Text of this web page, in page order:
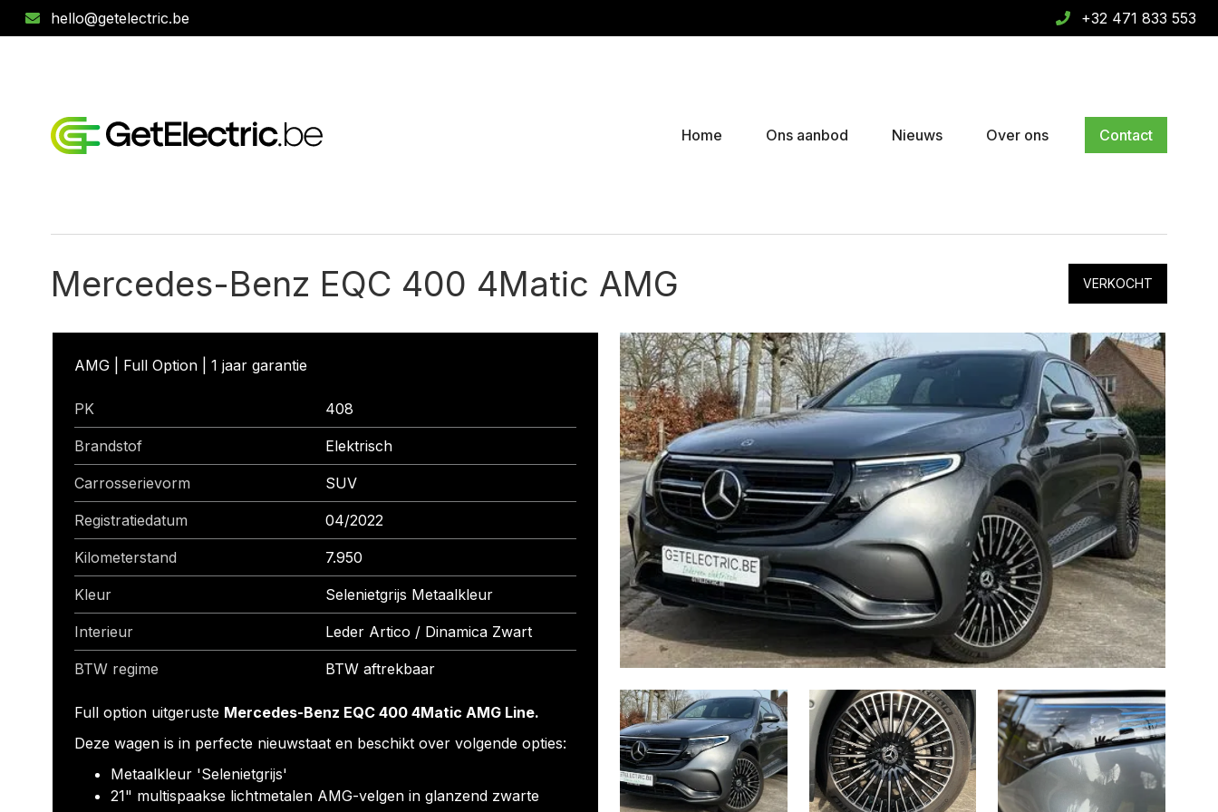
hello@getelectric.be +32 471 833 553
Home Ons aanbod Nieuws Over ons Contact
Mercedes-Benz EQC 400 4Matic AMG VERKOCHT
AMG | Full Option | 1 jaar garantie
PK 408
Brandstof Elektrisch
Carrosserievorm SUV
Registratiedatum 04/2022
Kilometerstand 7.950
Kleur Selenietgrijs Metaalkleur
Interieur Leder Artico / Dinamica Zwart
BTW regime BTW aftrekbaar
Full option uitgeruste Mercedes-Benz EQC 400 4Matic AMG Line.
Deze wagen is in perfecte nieuwstaat en beschikt over volgende opties:
Metaalkleur 'Selenietgrijs'
21" multispaakse lichtmetalen AMG-velgen in glanzend zwarte